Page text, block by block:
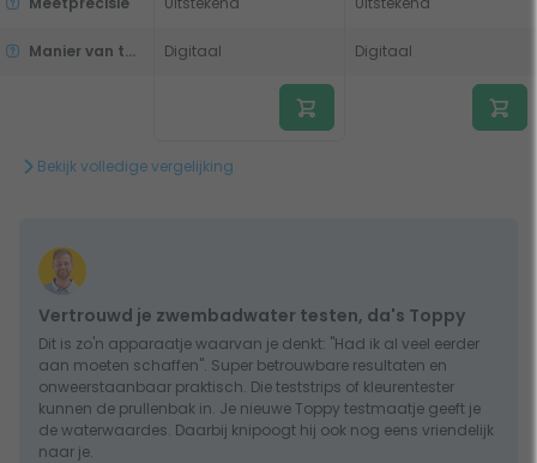
Manier van testen Digitaal Digitaal
Bekijk volledige vergelijking
Vertrouwd je zwembadwater testen, da's Toppy
Dit is zo'n apparaatje waarvan je denkt: "Had ik al veel eerder
aan moeten schaffen". Super betrouwbare resultaten en
onweerstaanbaar praktisch. Die teststrips of kleurentester
kunnen de prullenbak in. Je nieuwe Toppy testmaatje geeft je
de waterwaardes. Daarbij knipoogt hij ook nog eens vriendelijk
naar je.